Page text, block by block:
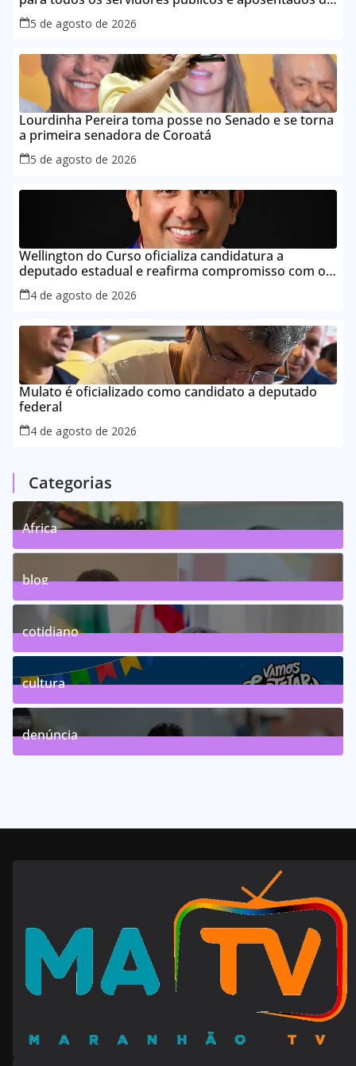
Maranhão
5 de agosto de 2026
Lourdinha Pereira toma posse no Senado e se torna
a primeira senadora de Coroatá
5 de agosto de 2026
Wellington do Curso oficializa candidatura a
deputado estadual e reafirma compromisso com o
povo do Maranhão
4 de agosto de 2026
Mulato é oficializado como candidato a deputado
federal
4 de agosto de 2026
Categorias
Africa
0Posts
blog
75Posts
cotidiano
46Posts
cultura
63Posts
denúncia